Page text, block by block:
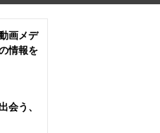
画メデ
情報を
会う、